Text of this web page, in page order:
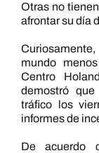
Otras no
afrontar su día
mundo
Centro
demostró
tráfico los
informes de
De acuerdo